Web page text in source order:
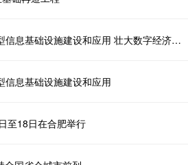
工信部：加快5G、工业互联网等新型信息基础设施建设和应用 壮大数字经济核心产业
信息基础设施建设和应用
至18日在合肥举行